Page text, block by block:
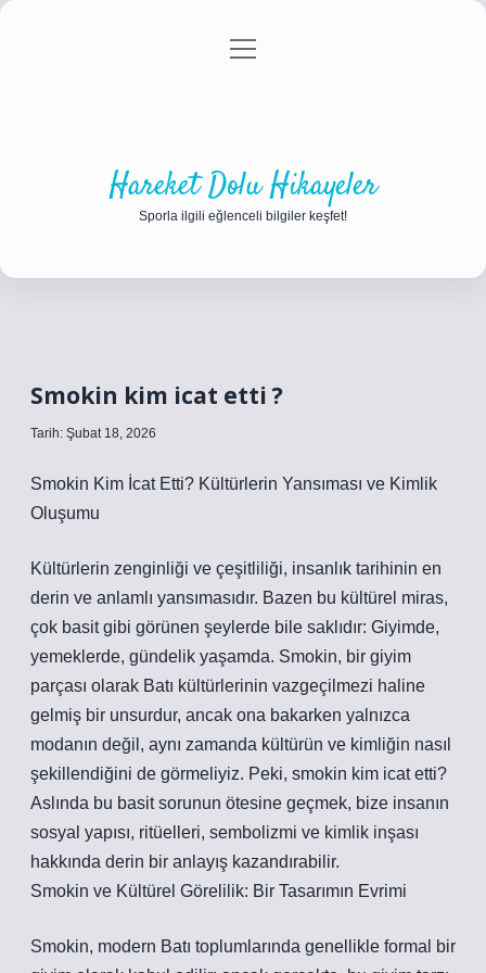
Gizlilik Politikası
menüyü
Hareket Dolu Hikayeler
Sporla ilgili eğlenceli bilgiler keşfet!
Smokin kim icat etti ?
Tarih: Şubat 18, 2026
Smokin Kim İcat Etti? Kültürlerin Yansıması ve Kimlik
Oluşumu
Kültürlerin zenginliği ve çeşitliliği, insanlık tarihinin en
derin ve anlamlı yansımasıdır. Bazen bu kültürel miras,
çok basit gibi görünen şeylerde bile saklıdır: Giyimde,
yemeklerde, gündelik yaşamda. Smokin, bir giyim
parçası olarak Batı kültürlerinin vazgeçilmezi haline
gelmiş bir unsurdur, ancak ona bakarken yalnızca
modanın değil, aynı zamanda kültürün ve kimliğin nasıl
şekillendiğini de görmeliyiz. Peki, smokin kim icat etti?
Aslında bu basit sorunun ötesine geçmek, bize insanın
sosyal yapısı, ritüelleri, sembolizmi ve kimlik inşası
hakkında derin bir anlayış kazandırabilir.
Smokin ve Kültürel Görelilik: Bir Tasarımın Evrimi
Smokin, modern Batı toplumlarında genellikle formal bir